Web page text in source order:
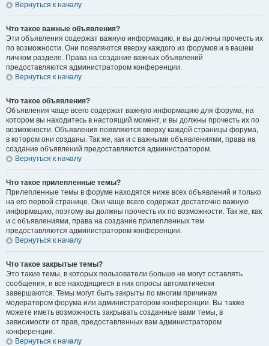
Вернуться к началу
Что такое важные объявления?
Эти объявления содержат важную информацию, и вы должны прочесть их
по возможности. Они появляются вверху каждого из форумов и в вашем
личном разделе. Права на создание важных объявлений
предоставляются администратором конференции.
Вернуться к началу
Что такое объявления?
Объявления чаще всего содержат важную информацию для форума, на
котором вы находитесь в настоящий момент, и вы должны прочесть их по
возможности. Объявления появляются вверху каждой страницы форума,
в котором они созданы. Так же, как и с важными объявлениями, права на
создание объявлений предоставляются администратором.
Вернуться к началу
Что такое прилепленные темы?
Прилепленные темы в форуме находятся ниже всех объявлений и только
на его первой странице. Они чаще всего содержат достаточно важную
информацию, поэтому вы должны прочесть их по возможности. Так же, как
и с объявлениями, права на создание прилепленных тем
предоставляются администратором конференции.
Вернуться к началу
Что такое закрытые темы?
Это такие темы, в которых пользователи больше не могут оставлять
сообщения, и все находящиеся в них опросы автоматически
завершаются. Темы могут быть закрыты по многим причинам
модератором форума или администратором конференции. Вы также
можете иметь возможность закрывать созданные вами темы, в
зависимости от прав, предоставленных вам администратором
конференции.
Вернуться к началу